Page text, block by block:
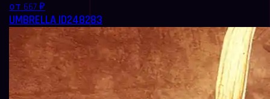
от 667 ₽
UMBRELLA ID248283